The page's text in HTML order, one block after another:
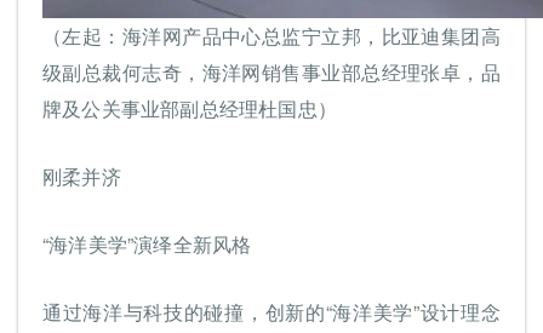
（左起：海洋网产品中心总监宁立邦，比亚迪集团高
级副总裁何志奇，海洋网销售事业部总经理张卓，品
牌及公关事业部副总经理杜国忠）
刚柔并济
“海洋美学”演绎全新风格
通过海洋与科技的碰撞，创新的“海洋美学”设计理念